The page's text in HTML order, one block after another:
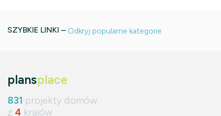
SZYBKIE LINKI – Odkryj popularne kategorie
plansplace
831 projekty domów
z 4 krajów